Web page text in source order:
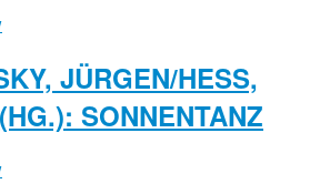
JÜRGEN/HESS,
SONNENTANZ